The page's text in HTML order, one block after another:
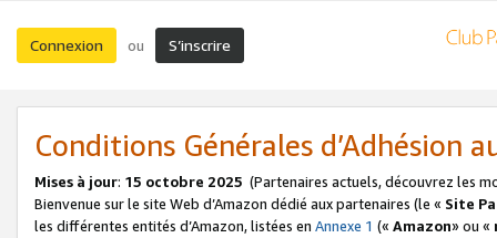
Connexion ou S’inscrire
Conditions Générales d’Adhésion
Mises à jour: 15 octobre 2025 (Partenaires actuels, découvrez les
Bienvenue sur le site Web d’Amazon dédié aux partenaires (le « Site
les différentes entités d’Amazon, listées en Annexe 1 (« Amazon» ou «